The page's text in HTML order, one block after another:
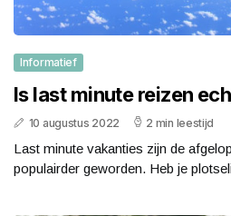
Informatief
Is last minute reizen
10 augustus 2022 2 min leestijd
Last minute vakanties zijn de
populairder geworden. Heb je